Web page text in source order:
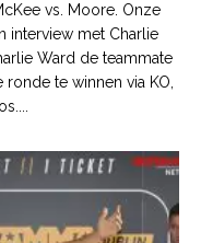
vs. Moore. Onze
interview met Charlie
Ward de teammate
te winnen via KO,